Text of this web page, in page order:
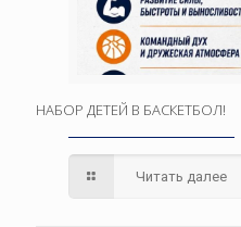
НАБОР ДЕТЕЙ В БАСКЕТБОЛ!
Читать далее